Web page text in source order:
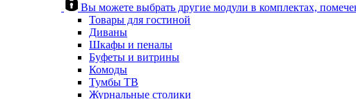
Вы можете выбрать другие модули в комплектах,
Товары для гостиной
Диваны
Шкафы и пеналы
Буфеты и витрины
Комоды
Тумбы ТВ
Журнальные столики